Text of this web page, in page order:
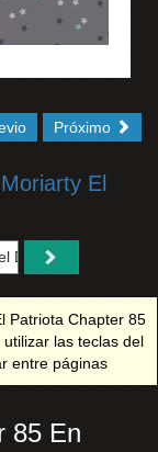
Próximo
Moriarty El
Patriota Chapter 85
las teclas del
entre páginas
85 En